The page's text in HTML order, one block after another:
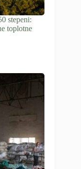
stepeni:
toplotne